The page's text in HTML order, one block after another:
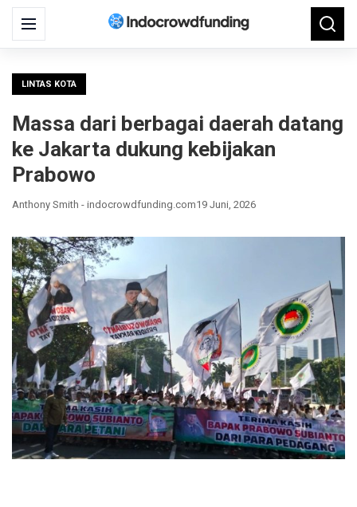
Menu
Search
for:
LINTAS KOTA
Massa dari berbagai daerah datang
ke Jakarta dukung kebijakan
Prabowo
Anthony Smith - indocrowdfunding.com19 Juni, 2026